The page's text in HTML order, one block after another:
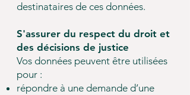
destinataires de ces données.
S'assurer du respect du droit et
des décisions de justice
Vos données peuvent être utilisées
pour :
répondre à une demande d’une